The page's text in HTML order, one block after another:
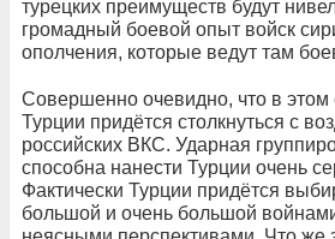
турецких преимуществ будут
громадный боевой опыт войск
ополчения, которые ведут там
Совершенно очевидно, что в этом
Турции придётся столкнуться с
российских ВКС. Ударная
способна нанести Турции очень
Фактически Турции придётся
большой и очень большой